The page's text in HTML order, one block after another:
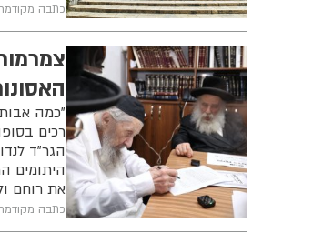
כתבה
"כמה
רכים
הגר"ד
היתומים
את רוחם
כתבה